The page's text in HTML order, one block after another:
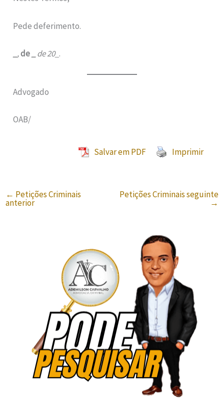
Pede deferimento.
,de de 20_.
Advogado
OAB/
Salvar em PDF Imprimir
← Petições Criminais
anterior
Petições Criminais seguinte
→